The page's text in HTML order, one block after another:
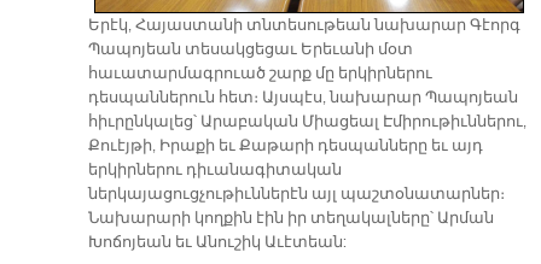
Երէկ, Հայաստանի տնտեսութեան նախարար Գէորգ
Պապոյեան տեսակցեցաւ Երեւանի մօտ
հաւատարմագրուած շարք մը երկիրներու
դեսպաններուն հետ։ Այսպէս, նախարար Պապոյեան
հիւրընկալեց՝ Արաբական Միացեալ Էմիրութիւններու,
Քուէյթի, Իրաքի եւ Քաթարի դեսպանները եւ այդ
երկիրներու դիւանագիտական
ներկայացուցչութիւններէն այլ պաշտօնատարներ։
Նախարարի կողքին էին իր տեղակալները՝ Արման
Խոճոյեան եւ Անուշիկ Աւէտեան: